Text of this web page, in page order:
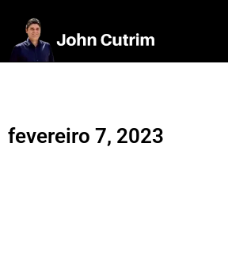
fevereiro 7, 2023